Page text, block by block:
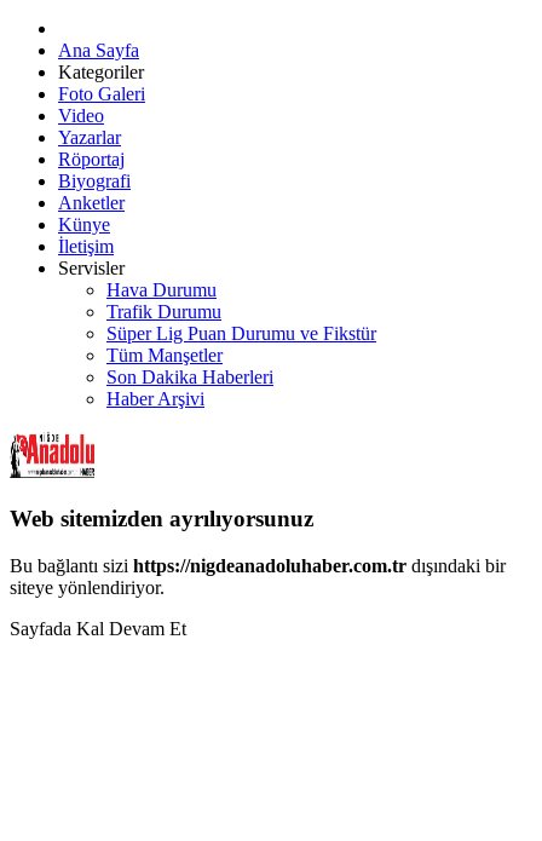
Ana Sayfa
Kategoriler
Foto Galeri
Video
Yazarlar
Röportaj
Biyografi
Anketler
Künye
İletişim
Servisler
Hava Durumu
Trafik Durumu
Süper Lig Puan Durumu ve Fikstür
Tüm Manşetler
Son Dakika Haberleri
Haber Arşivi
Web sitemizden ayrılıyorsunuz
Bu bağlantı sizi https://nigdeanadoluhaber.com.tr dışındaki bir
siteye yönlendiriyor.
Sayfada Kal Devam Et